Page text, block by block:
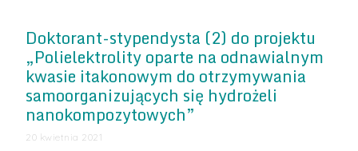
Doktorant-stypendysta (2) do projektu
„Polielektrolity oparte na odnawialnym
kwasie itakonowym do otrzymywania
samoorganizujących się hydrożeli
nanokompozytowych”
20 kwietnia 2021